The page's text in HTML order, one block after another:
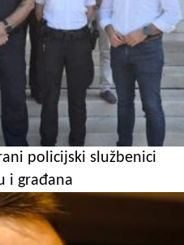
policijski službenici
i građana